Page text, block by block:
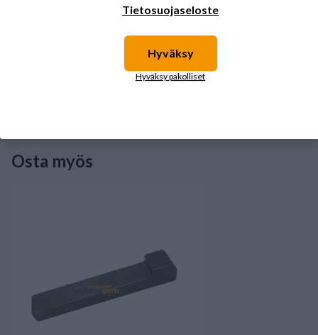
Hammaspyörä D50 14x49 EVR Jeantil
Osta myös
Tietosuojaseloste
Hyväksy
Hyväksy pakolliset